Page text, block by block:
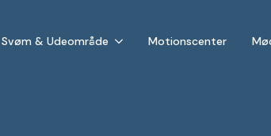
Svøm & Udeområde Motionscenter